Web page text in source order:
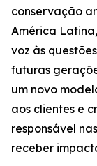
conservação
América
voz às
futuras
um novo
aos clientes e
responsável
receber